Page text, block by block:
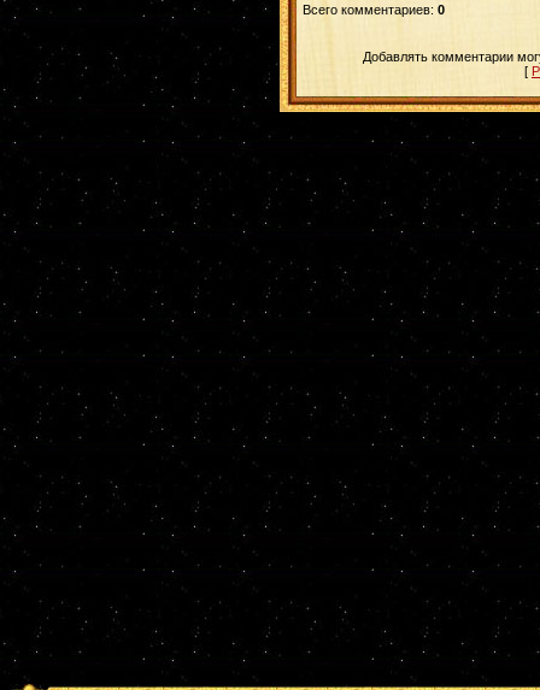
Всего комментариев: 0
Добавлять комментарии
[